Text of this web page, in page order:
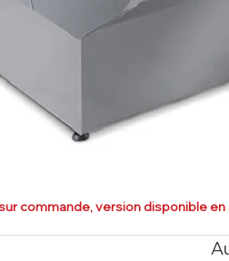
commande, version disponible en